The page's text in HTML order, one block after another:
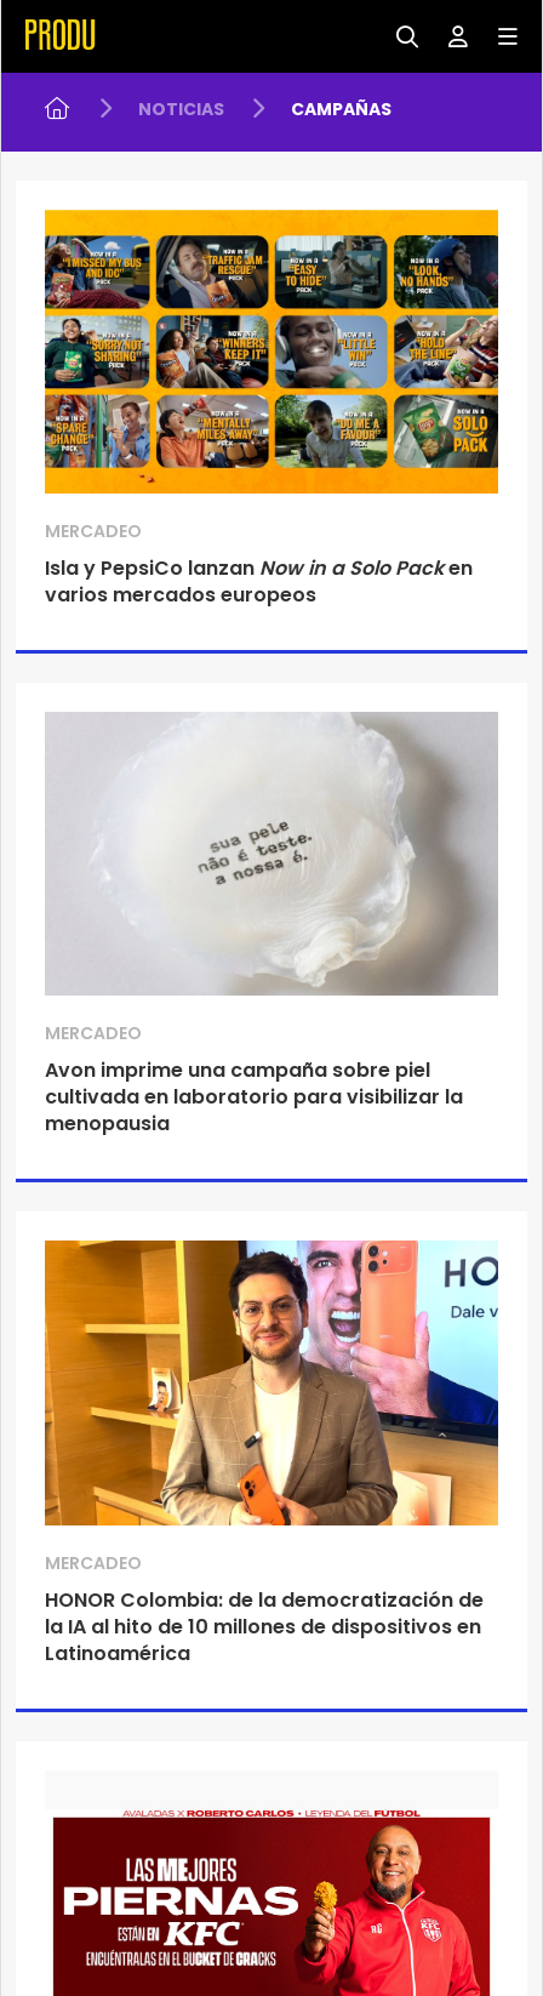
NOTICIAS CAMPAÑAS
MERCADEO
Isla y PepsiCo lanzan Now in a Solo Packen
varios mercados europeos
MERCADEO
Avon imprime una campaña sobre piel
cultivada en laboratorio para visibilizar la
menopausia
MERCADEO
HONOR Colombia: de la democratización de
la IA al hito de 10 millones de dispositivos en
Latinoamérica